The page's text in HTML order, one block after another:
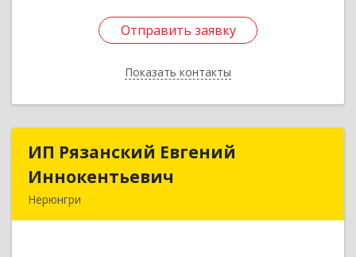
Отправить заявку
Показать контакты
Отправить заявку
Назад
ИП Рязанский Евгений
Иннокентьевич
Нерюнгри
ИП Рязанский Евгений